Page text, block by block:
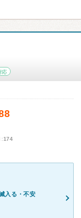
応
174
入る・不安